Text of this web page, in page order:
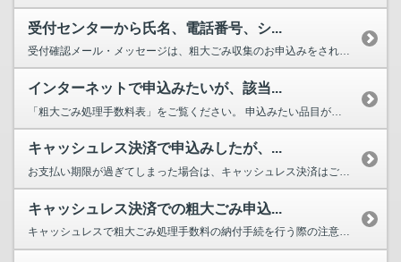
受付センターから氏名、電話番号、シ...
受付確認メール・メッセージは、粗大ごみ収集のお申込みをされたお客様へお客様...
インターネットで申込みたいが、該当...
キャッシュレス決済で申込みしたが、...
お支払い期限が過ぎてしまった場合は、キャッシュレス決済はご利用いただけませ...
キャッシュレス決済での粗大ごみ申込...
キャッシュレスで粗大ごみ処理手数料の納付手続を行う際の注意事項は下記の...